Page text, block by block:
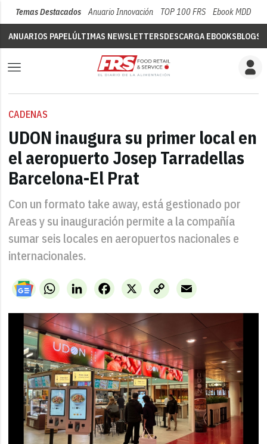
Temas Destacados Anuario Innovación TOP 100 FRS Ebook MDD
ANUARIOS PAPELÚLTIMAS NEWSLETTERSDESCARGA EBOOKSBLOGS
CADENAS
UDON inaugura su primer local en
el aeropuerto Josep Tarradellas
Barcelona-El Prat
Con un formato take away, está gestionado por
Areas y su inauguración permite a la compañía
sumar seis locales en aeropuertos nacionales e
internacionales.
WhatsAppLinkedIn X
Facebook
Copy
Link
Email